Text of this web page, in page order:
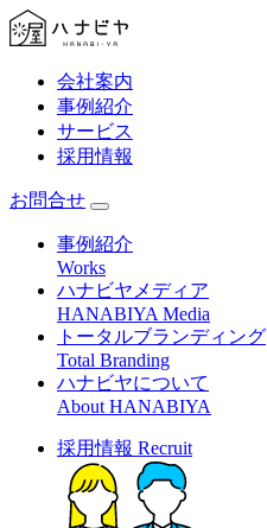
会社案内
事例紹介
サービス
採用情報
お問合せ
事例紹介
Works
ハナビヤメディア
HANABIYA Media
トータルブランディング
Total Branding
ハナビヤについて
About HANABIYA
採用情報 Recruit